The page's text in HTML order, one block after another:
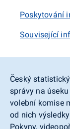
Poskytování
Související
Český
správy na
volební komise
od nich
Pokyny,